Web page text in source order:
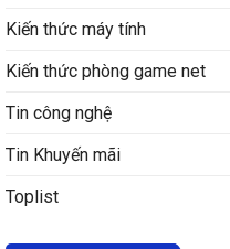
Kiến thức máy tính
Kiến thức phòng game net
Tin công nghệ
Tin Khuyến mãi
Toplist